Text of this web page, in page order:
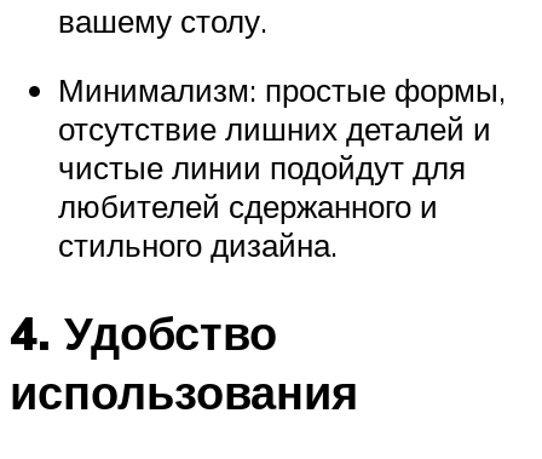
вашему столу.
Минимализм: простые формы,
отсутствие лишних деталей и
чистые линии подойдут для
любителей сдержанного и
стильного дизайна.
4. Удобство
использования